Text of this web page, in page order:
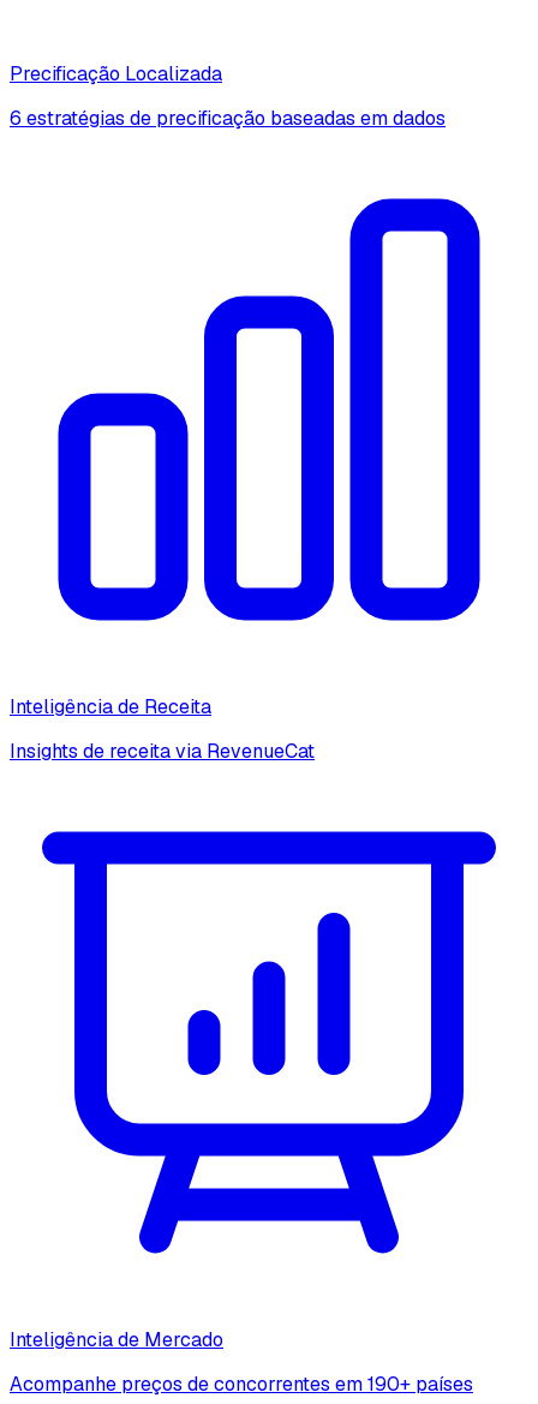
Precificação Localizada
6 estratégias de precificação baseadas em dados
Inteligência de Receita
Insights de receita via RevenueCat
Inteligência de Mercado
Acompanhe preços de concorrentes em 190+ países